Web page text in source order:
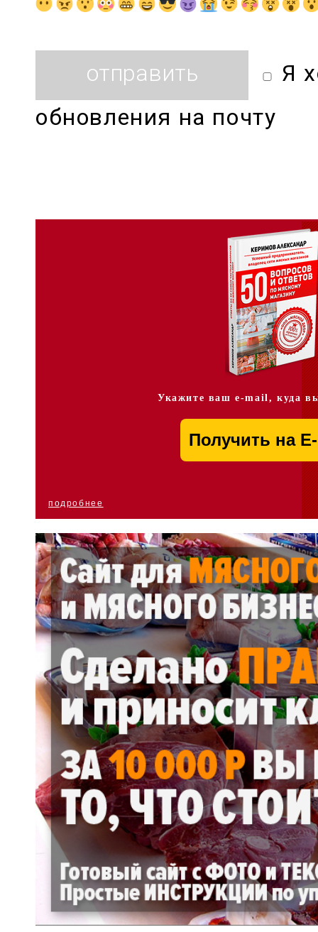
Я
обновления на почту
Укажите ваш e-mail, куда
подробнее